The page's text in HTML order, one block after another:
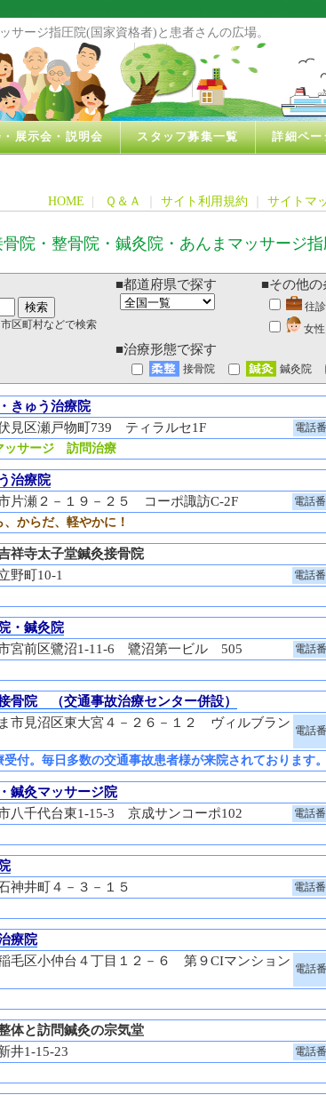
サージ指圧院(国家資格者)と患者さんの広場。
展示会・説明会 スタッフ募集一覧 詳細ペー
HOME | Ｑ＆Ａ サイト利用規約 サイトマ
院・整骨院・鍼灸院・あんまマッサージ
区町村などで検索
■都道府県で探す ■その他の
往
女
■治療形態で探す
接骨院 鍼灸院
きゅう治療院
見区瀬戸物町739 ティラルセ1F 電話
サージ 訪問治療
治療院
片瀬２－１９－２５ コーポ諏訪C-2F 電話
からだ、軽やかに！
祥寺太子堂鍼灸接骨院
野町10-1 電話
・鍼灸院
宮前区鷺沼1-11-6 鷺沼第一ビル 505 電話
骨院 （交通事故治療センター併設）
市見沼区東大宮４－２６－１２ ヴィルブラン
電話
付。毎日多数の交通事故患者様が来院されております。
鍼灸マッサージ院
八千代台東1-15-3 京成サンコーポ102 電話
神井町４－３－１５ 電話
療院
毛区小仲台４丁目１２－６ 第９CIマンション
電話
体と訪問鍼灸の宗気堂
井1-15-23 電話